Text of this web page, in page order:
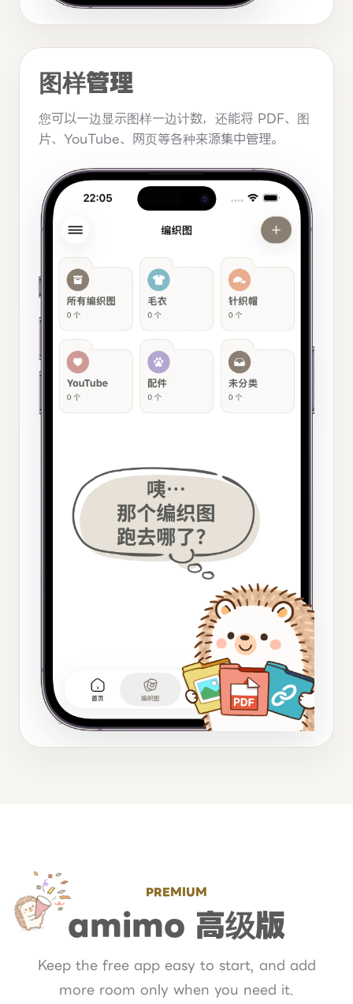
图样管理
您可以一边显示图样一边计数，还能将 PDF、图
片、YouTube、网页等各种来源集中管理。
PREMIUM
amimo 高级版
Keep the free app easy to start, and add
more room only when you need it.